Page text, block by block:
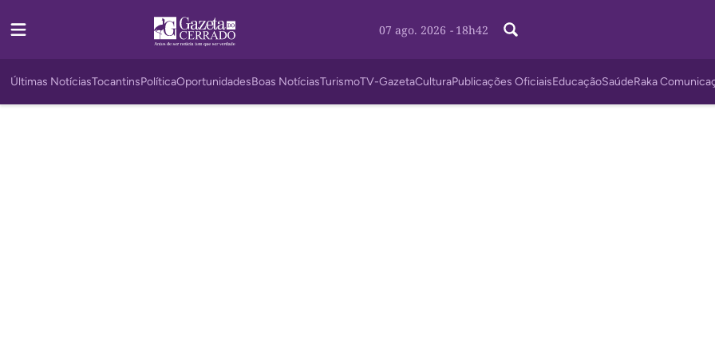
07 ago. 2026 - 18h42
Últimas NotíciasTocantinsPolíticaOportunidadesBoas NotíciasTurismoTV-GazetaCulturaPublicações OficiaisEducaçãoSaúdeRaka